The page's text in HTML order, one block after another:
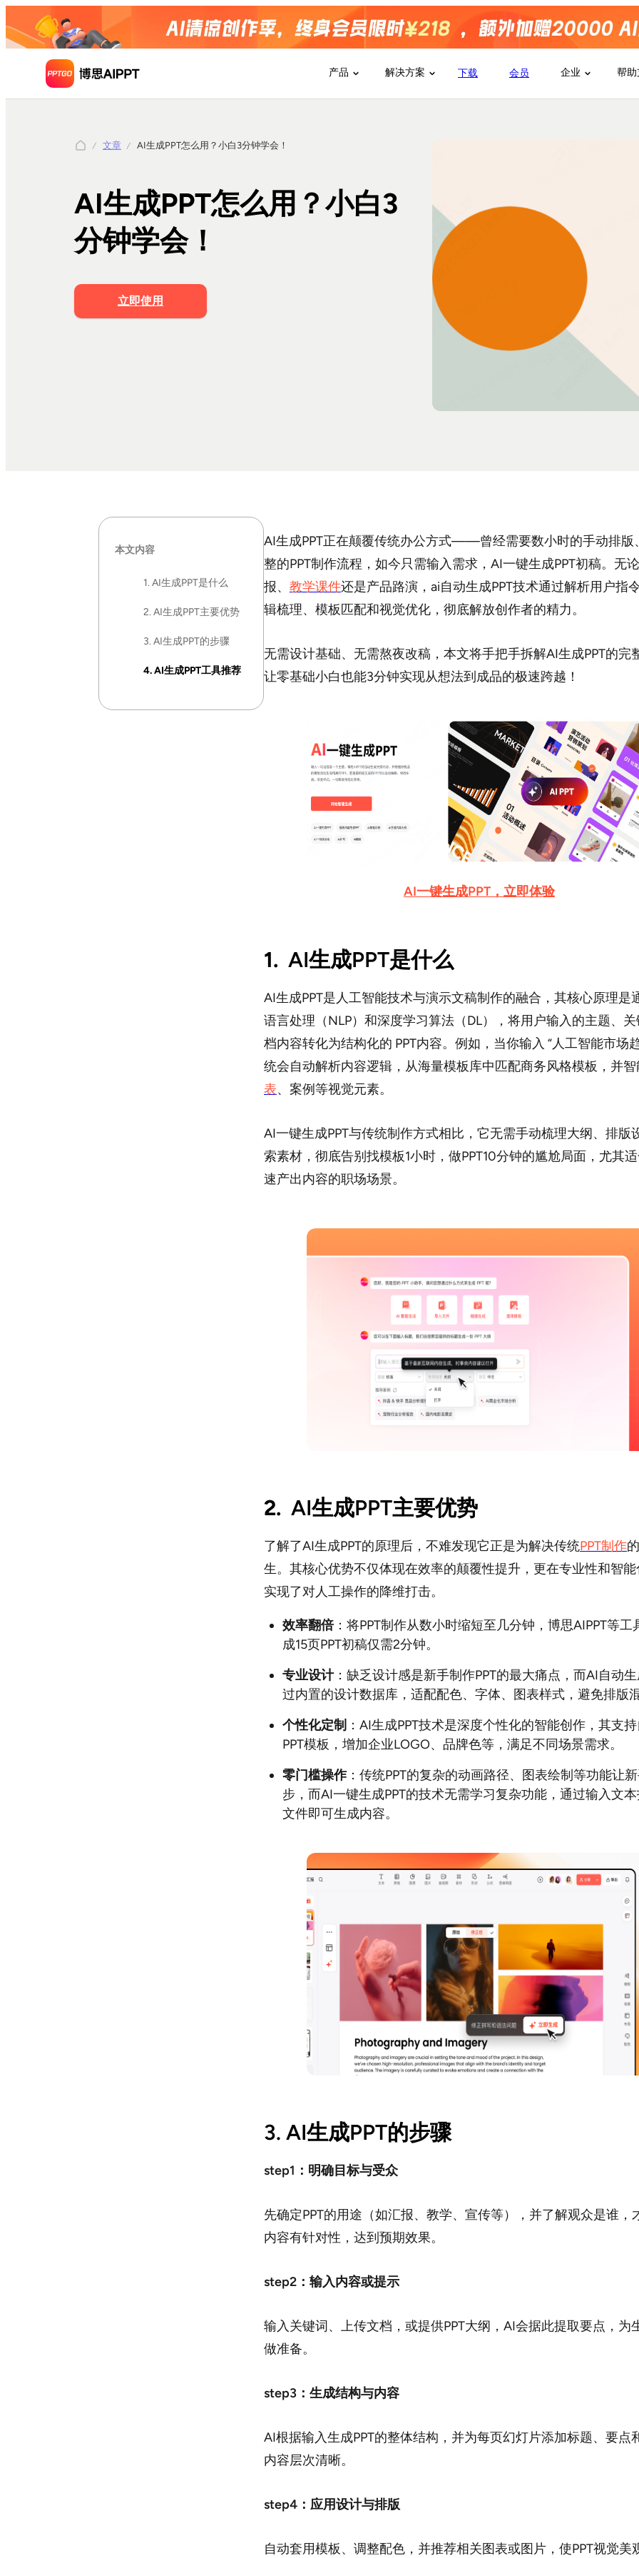
产品 解决方案 下载 会员 企业 帮
文章 AI生成PPT怎么用？小白3分钟学会！
AI生成PPT怎么用？小白3
分钟学会！
立即使用
本文内容
1. AI生成PPT是什么
2. AI生成PPT主要优势
3. AI生成PPT的步骤
4. AI生成PPT工具推荐
AI生成PPT正在颠覆传统办公方式——曾经需要数小时的手动排版
整的PPT制作流程，如今只需输入需求，AI一键生成PPT初稿。无
报、 教学课件还是产品路演，ai自动生成PPT技术通过解析用户指
辑梳理、模板匹配和视觉优化，彻底解放创作者的精力。
无需设计基础、无需熬夜改稿，本文将手把手拆解AI生成PPT的完
让零基础小白也能3分钟实现从想法到成品的极速跨越！
AI一键生成PPT，立即体验
1. AI生成PPT是什么
AI生成PPT是人工智能技术与演示文稿制作的融合，其核心原理是
语言处理（NLP）和深度学习算法（DL），将用户输入的主题、
档内容转化为结构化的 PPT内容。例如，当你输入 “人工智能市场
统会自动解析内容逻辑，从海量模板库中匹配商务风格模板，并
表、案例等视觉元素。
AI一键生成PPT与传统制作方式相比，它无需手动梳理大纲、排版
索素材，彻底告别找模板1小时，做PPT10分钟的尴尬局面，尤其
速产出内容的职场场景。
2. AI生成PPT主要优势
了解了AI生成PPT的原理后，不难发现它正是为解决传统PPT制作
生。其核心优势不仅体现在效率的颠覆性提升，更在专业性和智
实现了对人工操作的降维打击。
效率翻倍：将PPT制作从数小时缩短至几分钟，博思AIPPT等工
成15页PPT初稿仅需2分钟。
专业设计：缺乏设计感是新手制作PPT的最大痛点，而AI自动生
过内置的设计数据库，适配配色、字体、图表样式，避免排版
个性化定制 ：AI生成PPT技术是深度个性化的智能创作，其支
PPT模板，增加企业LOGO、品牌色等，满足不同场景需求。
零门槛操作：传统PPT的复杂的动画路径、图表绘制等功能让
步，而AI一键生成PPT的技术无需学习复杂功能，通过输入文
文件即可生成内容。
3. AI生成PPT的步骤
step1：明确目标与受众
先确定PPT的用途（如汇报、教学、宣传等），并了解观众是谁，
内容有针对性，达到预期效果。
step2：输入内容或提示
输入关键词、上传文档，或提供PPT大纲，AI会据此提取要点，为
做准备。
step3：生成结构与内容
AI根据输入生成PPT的整体结构，并为每页幻灯片添加标题、要点
内容层次清晰。
step4：应用设计与排版
自动套用模板、调整配色，并推荐相关图表或图片，使PPT视觉美